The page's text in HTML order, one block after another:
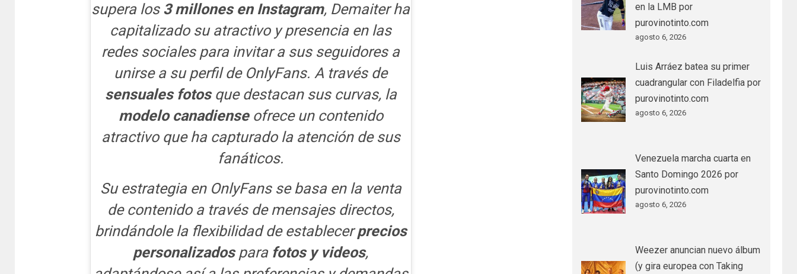
supera los 3 millones en Instagram, Demaiter ha
capitalizado su atractivo y presencia en las
redes sociales para invitar a sus seguidores a
unirse a su perfil de OnlyFans. A través de
sensuales fotos que destacan sus curvas, la
modelo canadienseofrece un contenido
atractivo que ha capturado la atención de sus
fanáticos.
Su estrategia en OnlyFans se basa en la venta
de contenido a través de mensajes directos,
brindándole la flexibilidad de establecerprecios
personalizadospara fotos y videos,
en la LMB por
purovinotinto.com
agosto 6, 2026
Luis Arráez batea su primer
cuadrangular con Filadelfia por
purovinotinto.com
agosto 6, 2026
Venezuela marcha cuarta en
Santo Domingo 2026 por
purovinotinto.com
agosto 6, 2026
Weezer anuncian nuevo álbum
(y gira europea con Taking